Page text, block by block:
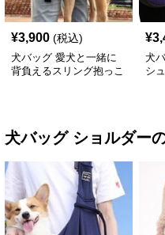
¥3,900 (税込)
犬バッグ 愛犬と一緒に
背負えるスリング抱っこ
¥
犬
シ
犬バッグ ショルダー